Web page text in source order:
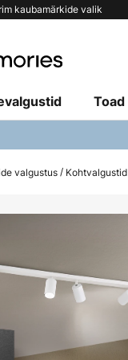
kaubamärkide valik
Toad
valgustus Kohtvalgustid